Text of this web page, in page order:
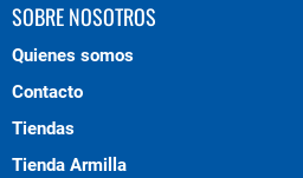
SOBRE NOSOTROS
Quienes somos
Contacto
Tiendas
Tienda Armilla